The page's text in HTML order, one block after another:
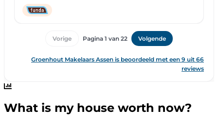
What is my house worth now?